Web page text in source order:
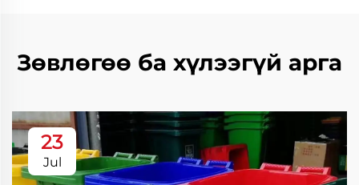
Зөвлөгөө ба хүлээгүй арга
23
Jul